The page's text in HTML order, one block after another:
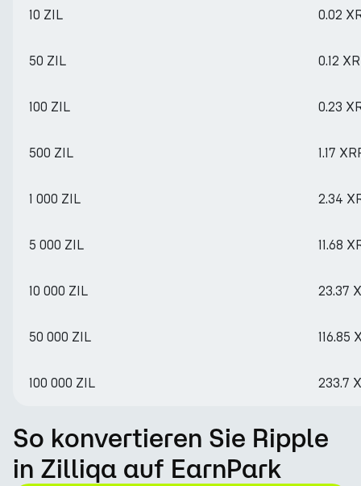
10 ZIL 0.02
50 ZIL 0.12
100 ZIL 0.23
500 ZIL 1.17
1 000 ZIL 2.34
5 000 ZIL 11.68
10 000 ZIL 23.37
50 000 ZIL 116.85
100 000 ZIL 233.7
So konvertieren Sie Ripple
in Zilliqa auf EarnPark